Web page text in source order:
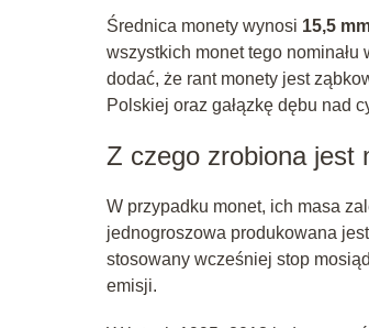
Średnica monety wynosi 15,5
wszystkich monet tego
dodać, że rant monety jest
Polskiej oraz gałązkę dębu nad
Z czego zrobiona jest
W przypadku monet, ich masa
jednogroszowa produkowana
stosowany wcześniej stop
emisji.